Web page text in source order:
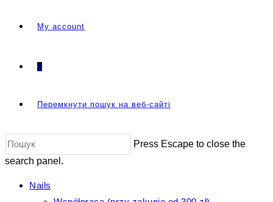
My account
0
Перемкнути пошук на веб-сайті
Press Escape to close the
search panel.
Nails